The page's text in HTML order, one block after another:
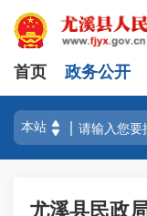
首页 政务公开
尤溪县民政